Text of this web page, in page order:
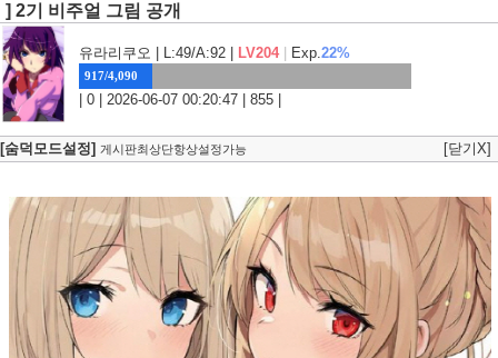
웹툰
] 2기 비주얼 그림 공개
유라리쿠오 | L:49/A:92 | LV204 Exp.22%
917/4,090
| 0 | 2026-06-07 00:20:47 | 855 |
[숨덕모드설정] 게시판최상단항상설정가능 [닫기X]